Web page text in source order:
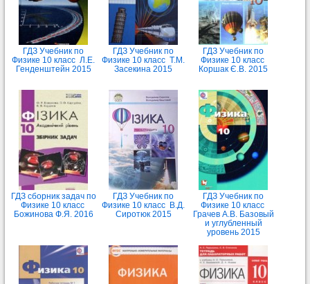
ГДЗ Учебник по
Физике 10 класс Л.Е.
Генденштейн 2015
ГДЗ Учебник по
Физике 10 класс Т.М.
Засекина 2015
ГДЗ Учебник по
Физике 10 класс
Коршак Є.В. 2015
ГДЗ сборник задач по
Физике 10 класс
Божинова Ф.Я. 2016
ГДЗ Учебник по
Физике 10 класс В.Д.
Сиротюк 2015
ГДЗ Учебник по
Физике 10 класс
Грачев А.В. Базовый
и углубленный
уровень 2015